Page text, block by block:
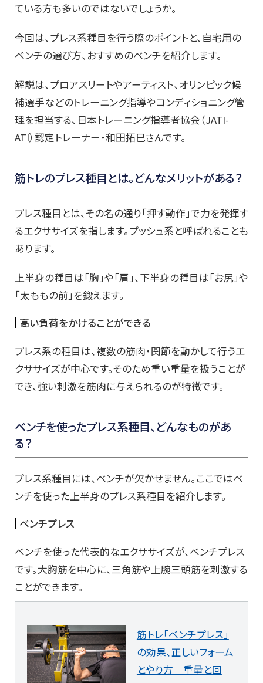
ている方も多いのではないでしょうか。
今回は、プレス系種目を行う際のポイントと、自宅用の
ベンチの選び方、おすすめのベンチを紹介します。
解説は、プロアスリートやアーティスト、オリンピック候
補選手などのトレーニング指導やコンディショニング管
理を担当する、日本トレーニング指導者協会（JATI-
ATI）認定トレーナー・和田拓巳さんです。
筋トレのプレス種目とは。どんなメリットがある？
プレス種目とは、その名の通り「押す動作」で力を発揮す
るエクササイズを指します。プッシュ系と呼ばれることも
あります。
上半身の種目は「胸」や「肩」、下半身の種目は「お尻」や
「太ももの前」を鍛えます。
高い負荷をかけることができる
プレス系の種目は、複数の筋肉・関節を動かして行うエ
クササイズが中心です。そのため重い重量を扱うことが
でき、強い刺激を筋肉に与えられるのが特徴です。
ベンチを使ったプレス系種目、どんなものがあ
る？
プレス系種目には、ベンチが欠かせません。ここではベ
ンチを使った上半身のプレス系種目を紹介します。
ベンチプレス
ベンチを使った代表的なエクササイズが、ベンチプレス
です。大胸筋を中心に、三角筋や上腕三頭筋を刺激する
ことができます。
筋トレ「ベンチプレス」
の効果、正しいフォーム
とやり方｜重量と回